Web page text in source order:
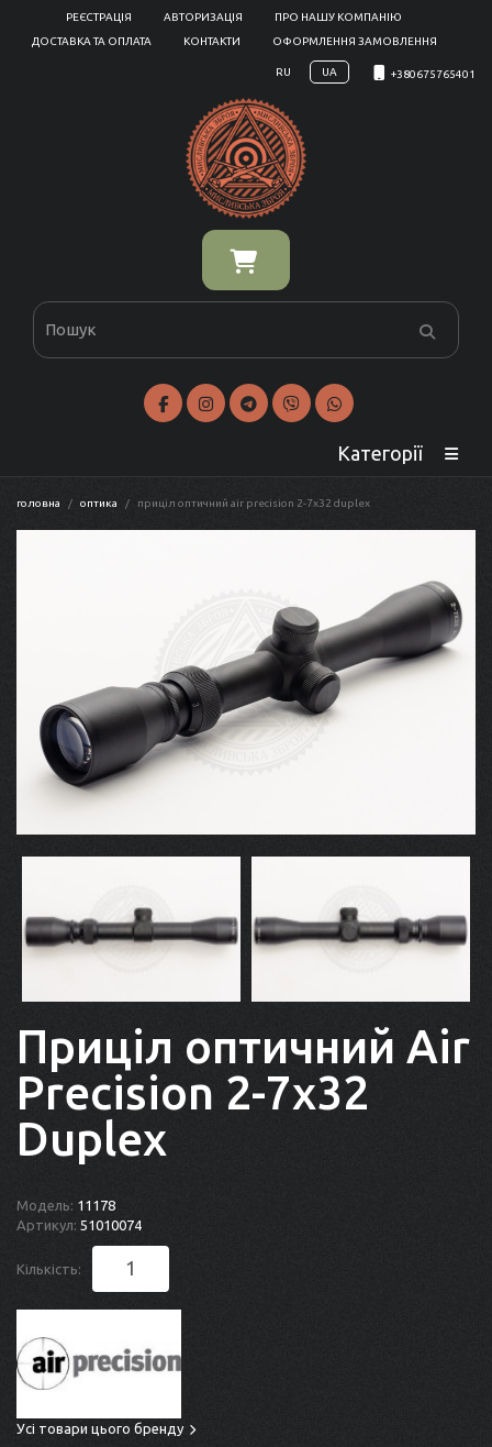
РЕЄСТРАЦІЯ АВТОРИЗАЦІЯ
ПРО НАШУ КОМПАНІЮ
ДОСТАВКА ТА ОПЛАТА
КОНТАКТИ ОФОРМЛЕННЯ ЗАМОВЛЕННЯ
RU UA +380675765401
Категорії
головна оптика приціл оптичний air precision 2-7x32 duplex
Приціл оптичний Air
Precision 2-7x32
Duplex
Модель: 11178
Артикул: 51010074
Кількість:
Усі товари цього бренду